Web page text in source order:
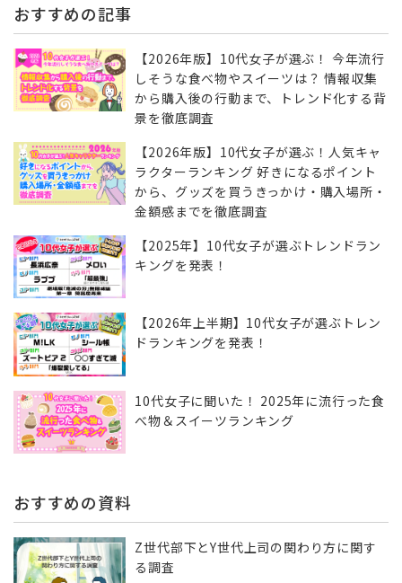
おすすめの記事
【2026年版】10代女子が選ぶ！ 今年流行
しそうな食べ物やスイーツは？ 情報収集
から購入後の行動まで、トレンド化する背
景を徹底調査
【2026年版】10代女子が選ぶ！人気キャ
ラクターランキング 好きになるポイント
から、グッズを買うきっかけ・購入場所・
金額感までを徹底調査
【2025年】10代女子が選ぶトレンドラン
キングを発表！
【2026年上半期】10代女子が選ぶトレン
ドランキングを発表！
10代女子に聞いた！ 2025年に流行った食
べ物＆スイーツランキング
おすすめの資料
Z世代部下とY世代上司の関わり方に関す
る調査